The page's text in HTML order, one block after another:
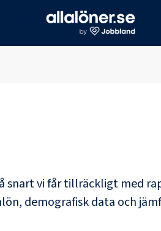
snart vi får tillräckligt med
demografisk data och